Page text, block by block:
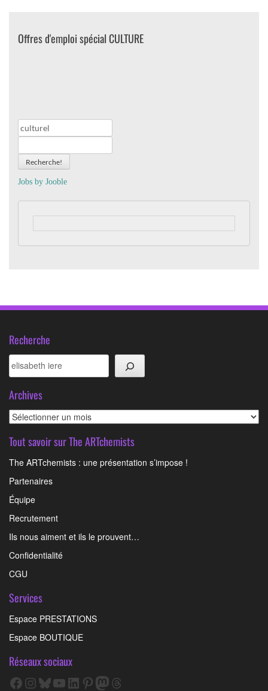
Offres d'emploi spécial CULTURE
Recherche!
Jobs by Jooble
Recherche
Rechercher
Archives
Archives
Tout savoir sur The ARTchemists
The ARTchemists : une présentation s’impose !
Partenaires
Équipe
Recrutement
Ils nous aiment et ils le prouvent…
Confidentialité
CGU
Services
Espace PRESTATIONS
Espace BOUTIQUE
Réseaux sociaux
Facebook
Instagram
Bluesky
YouTube
LinkedIn
Pinterest
Mastodon
Threads